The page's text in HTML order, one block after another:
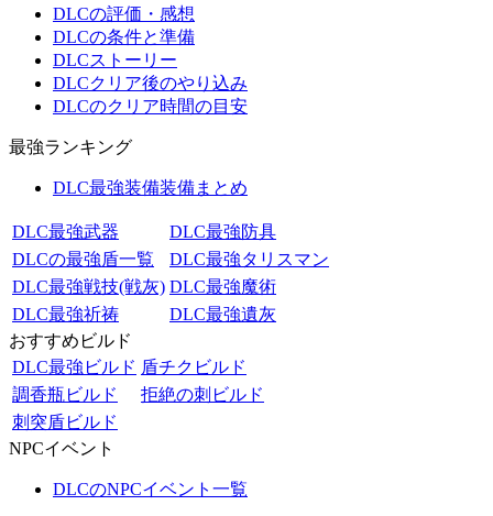
DLCの評価・感想
DLCの条件と準備
DLCストーリー
DLCクリア後のやり込み
DLCのクリア時間の目安
最強ランキング
DLC最強装備装備まとめ
DLC最強武器
DLC最強防具
DLCの最強盾一覧
DLC最強タリスマン
DLC最強戦技(戦灰) DLC最強魔術
DLC最強祈祷
DLC最強遺灰
おすすめビルド
DLC最強ビルド 盾チクビルド
調香瓶ビルド
拒絶の刺ビルド
刺突盾ビルド
NPCイベント
DLCのNPCイベント一覧